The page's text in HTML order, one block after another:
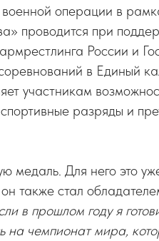
операции в
проводится при
России и
в Единый
участникам
разряды и
медаль. Для него это
также стал
в прошлом году я
на чемпионат мира,